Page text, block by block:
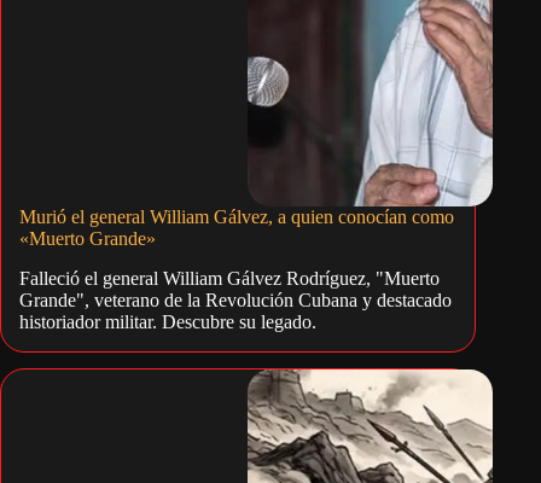
Murió el general William Gálvez, a quien conocían como
«Muerto Grande»
Falleció el general William Gálvez Rodríguez, "Muerto
Grande", veterano de la Revolución Cubana y destacado
historiador militar. Descubre su legado.